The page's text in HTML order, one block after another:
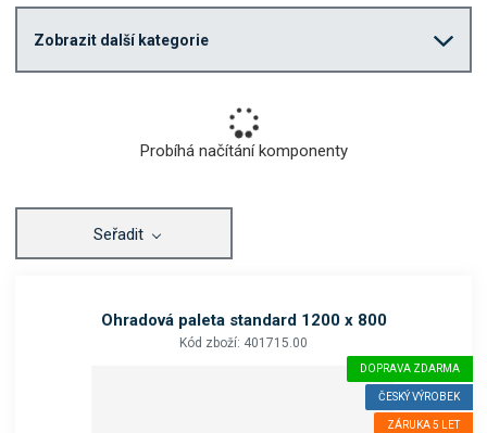
.
Zobrazit další kategorie
Probíhá načítání komponenty
Seřadit
Ohradová paleta standard 1200 x 800
Kód zboží: 401715.00
DOPRAVA ZDARMA
ČESKÝ VÝROBEK
ZÁRUKA 5 LET